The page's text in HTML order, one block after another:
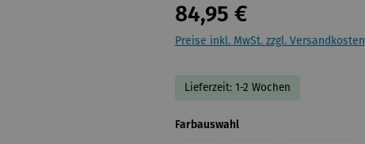
84,95 €
Preise inkl. MwSt. zzgl. Versandkosten
Lieferzeit: 1-2 Wochen
Farbauswahlauswählen